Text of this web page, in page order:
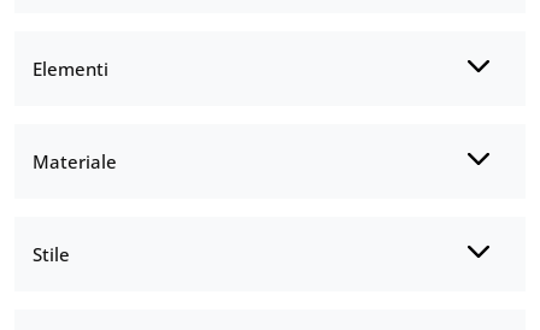
Elementi
Materiale
Stile